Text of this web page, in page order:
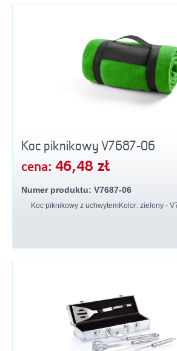
Koc piknikowy V7687-06
cena: 46,48 zł
Numer produktu: V7687-06
Koc piknikowy z uchwytemKolor: zielony -